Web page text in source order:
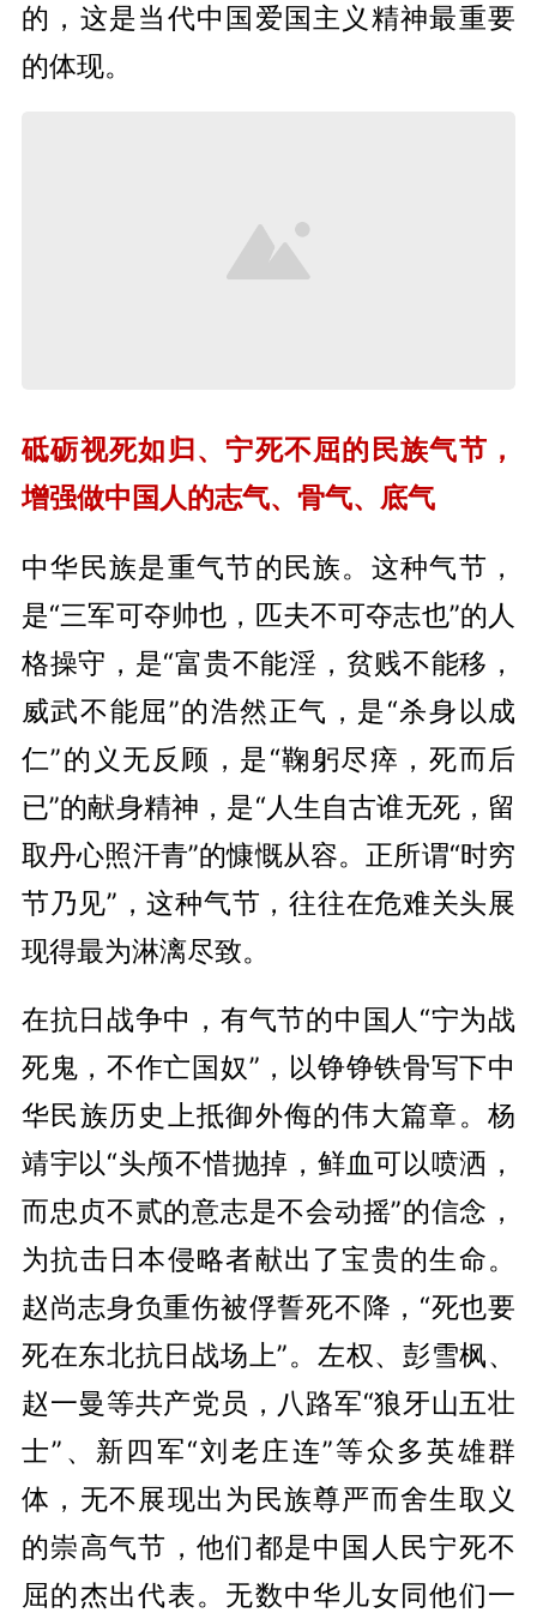
的，这是当代中国爱国主义精神最重要
的体现。
砥砺视死如归、宁死不屈的民族气节，
增强做中国人的志气、骨气、底气
中华民族是重气节的民族。这种气节，
是“三军可夺帅也，匹夫不可夺志也”的人
格操守，是“富贵不能淫，贫贱不能移，
威武不能屈”的浩然正气，是“杀身以成
仁”的义无反顾，是“鞠躬尽瘁，死而后
已”的献身精神，是“人生自古谁无死，留
取丹心照汗青”的慷慨从容。正所谓“时穷
节乃见”，这种气节，往往在危难关头展
现得最为淋漓尽致。
在抗日战争中，有气节的中国人“宁为战
死鬼，不作亡国奴”，以铮铮铁骨写下中
华民族历史上抵御外侮的伟大篇章。杨
靖宇以“头颅不惜抛掉，鲜血可以喷洒，
而忠贞不贰的意志是不会动摇”的信念，
为抗击日本侵略者献出了宝贵的生命。
赵尚志身负重伤被俘誓死不降，“死也要
死在东北抗日战场上”。左权、彭雪枫、
赵一曼等共产党员，八路军“狼牙山五壮
士”、新四军“刘老庄连”等众多英雄群
体，无不展现出为民族尊严而舍生取义
的崇高气节，他们都是中国人民宁死不
屈的杰出代表。无数中华儿女同他们一